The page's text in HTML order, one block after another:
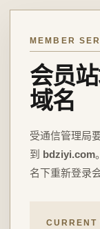
MEMBER
会员
域名
受通信管理局
到 bdziyi.com
名下重新登录
CURRENT